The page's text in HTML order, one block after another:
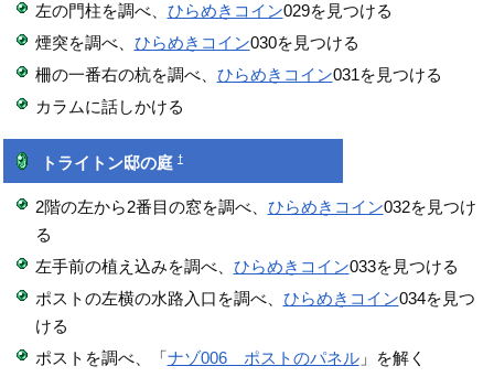
左の門柱を調べ、 ひらめきコイン029を見つける
煙突を調べ、 ひらめきコイン030を見つける
柵の一番右の杭を調べ、 ひらめきコイン031を見つける
カラムに話しかける
トライトン邸の庭 †
2階の左から2番目の窓を調べ、 ひらめきコイン032を見つけ
る
左手前の植え込みを調べ、 ひらめきコイン033を見つける
ポストの左横の水路入口を調べ、 ひらめきコイン034を見つ
ける
ポストを調べ、「ナゾ006 ポストのパネル」を解く